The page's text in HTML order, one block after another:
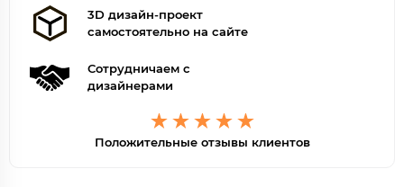
3D дизайн-проект
самостоятельно на сайте
Сотрудничаем с
дизайнерами
Положительные отзывы клиентов